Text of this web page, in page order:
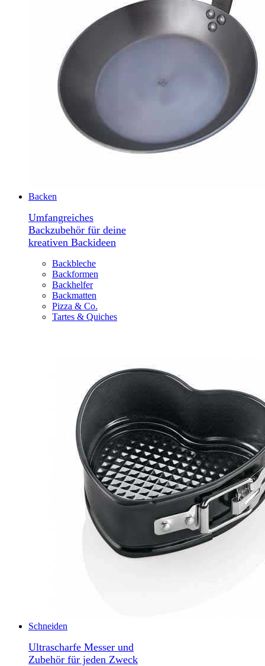
Backen
Umfangreiches
Backzubehör für deine
kreativen Backideen
Backbleche
Backformen
Backhelfer
Backmatten
Pizza & Co.
Tartes & Quiches
Schneiden
Ultrascharfe Messer und
Zubehör für jeden Zweck